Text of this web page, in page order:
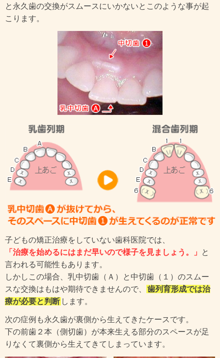
と永久歯の交換がスムースにいかないとこのような事が起
こります。
子どもの矯正治療をしていない歯科医院では、
「治療を始めるにはまだ早いので様子を見ましょう。」
と
言われる可能性もあります。
しかしこの場合、乳中切歯（Ａ）と中切歯（１）のスムー
スな交換はもはや期待できませんので、
歯列育形成では治
療が必要と判断 します。
次の症例も永久歯が裏側から生えてきたケースです。
下の前歯２本（側切歯）が本来生える部分のスペースが足
りなくて裏側から生えてきてしまっています。